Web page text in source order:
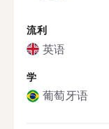
流利
英语
学
葡萄牙语